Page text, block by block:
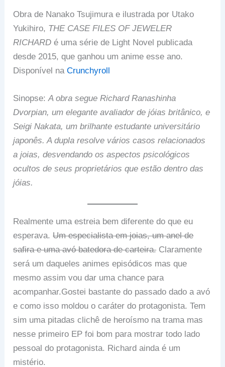
Obra de Nanako Tsujimura e ilustrada por Utako
Yukihiro, THE CASE FILES OF JEWELER
RICHARDé uma série de Light Novel publicada
desde 2015, que ganhou um anime esse ano.
Disponível naCrunchyroll
Sinopse:A obra segue Richard Ranashinha
Dvorpian, um elegante avaliador de jóias britânico, e
Seigi Nakata, um brilhante estudante universitário
japonês. A dupla resolve vários casos relacionados
a joias, desvendando os aspectos psicológicos
ocultos de seus proprietários que estão dentro das
jóias.
Realmente uma estreia bem diferente do que eu
esperava.Um especialista em joias, um anel de
safira e uma avó batedora de carteira. Claramente
será um daqueles animes episódicos mas que
mesmo assim vou dar uma chance para
acompanhar.Gostei bastante do passado dado a avó
e como isso moldou o caráter do protagonista. Tem
sim uma pitadas clichê de heroísmo na trama mas
nesse primeiro EP foi bom para mostrar todo lado
pessoal do protagonista. Richard ainda é um
mistério.